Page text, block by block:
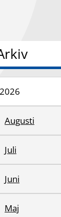
2026
Augusti
Juli
Juni
Maj